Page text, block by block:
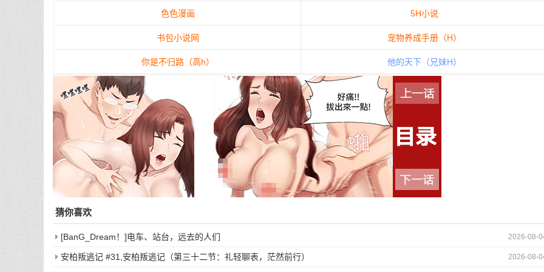
色色漫画 5H小说
书包小说网 宠物养成手册（H）
你是不归路（高h） 他的天下（兄妹H）
猜你喜欢
2026-08-
[BanG_Dream！]电车、站台，远去的人们
2026-08-
安柏叛逃记 #31,安柏叛逃记（第三十二节：礼轻聊表，茫然前行）